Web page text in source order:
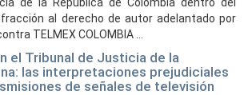
al derecho de autor adelantado por
TELMEX COLOMBIA ...
el Tribunal de Justicia de la
las interpretaciones prejudiciales
de señales de televisión